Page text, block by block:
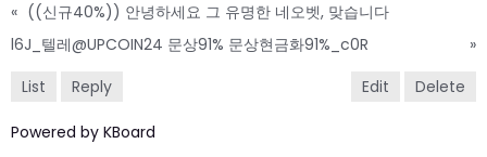
« ((신규40%)) 안녕하세요 그 유명한 네오벳, 맞습니다
l6J_텔레@UPCOIN24 문상91% 문상현금화91%_c0R
»
List
Reply Edit Delete
Powered by KBoard